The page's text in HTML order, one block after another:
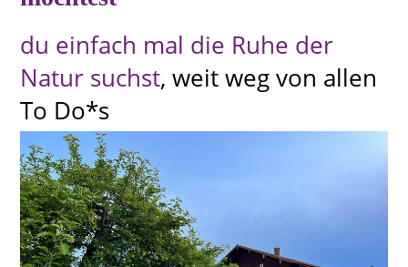
du einfach mal die Ruhe der
Natur suchst, weit weg von allen
To Do*s